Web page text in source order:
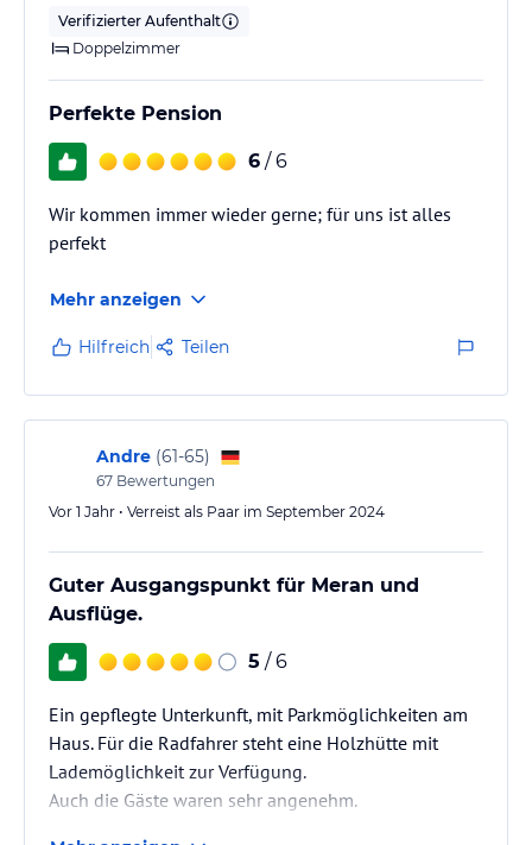
Verifizierter Aufenthalt
Doppelzimmer
Perfekte Pension
6 / 6
Wir kommen immer wieder gerne; für uns ist alles
perfekt
Mehr anzeigen
Hilfreich Teilen
Andre (61-65)
67 Bewertungen
Vor 1 Jahr • Verreist als Paar im September 2024
Guter Ausgangspunkt für Meran und
Ausflüge.
5 / 6
Ein gepflegte Unterkunft, mit Parkmöglichkeiten am
Haus. Für die Radfahrer steht eine Holzhütte mit
Lademöglichkeit zur Verfügung.
Auch die Gäste waren sehr angenehm.